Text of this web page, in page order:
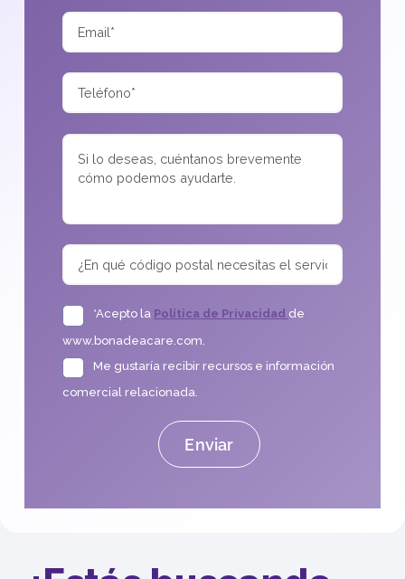
*Acepto la Política de Privacidad de
www.bonadeacare.com.
Me gustaría recibir recursos e información
comercial relacionada.